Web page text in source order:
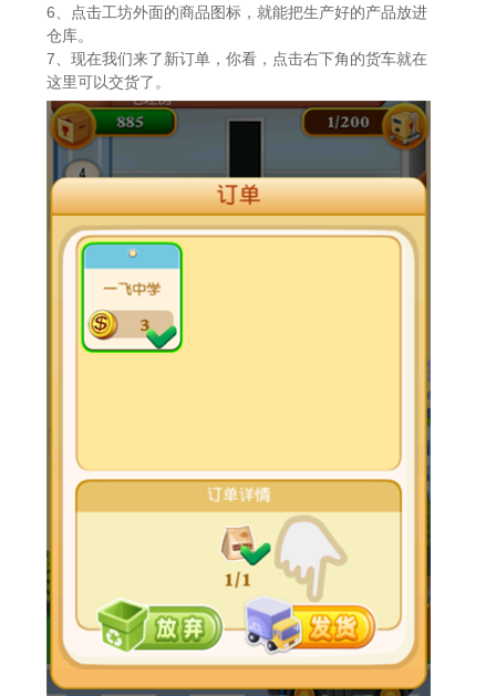
6、点击工坊外面的商品图标，就能把生产好的产品放进
仓库。
7、现在我们来了新订单，你看，点击右下角的货车就在
这里可以交货了。